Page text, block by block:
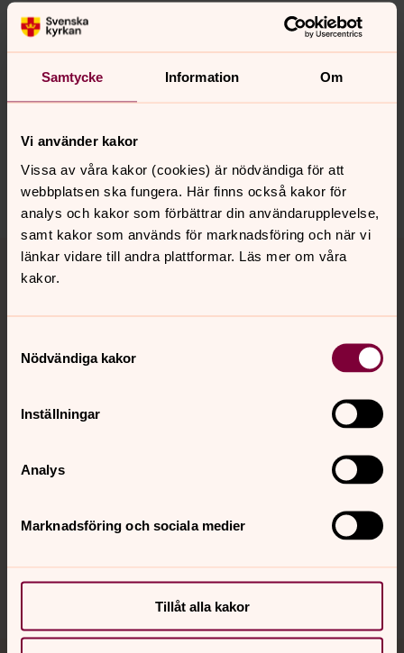
Samtycke Information Om
Vi använder kakor
Vissa av våra kakor (cookies) är nödvändiga för att
webbplatsen ska fungera. Här finns också kakor för
analys och kakor som förbättrar din användarupplevelse,
samt kakor som används för marknadsföring och när vi
länkar vidare till andra plattformar. Läs mer om våra
kakor.
Nödvändiga kakor
Inställningar
Analys
Marknadsföring och sociala medier
Tillåt alla kakor
Senast ändrad 5 september 2023
Synpunkter eller frågor på sidans
innehåll?
Tillbaka till toppen
Tillbaka till innehållet
Kalender
Hitta snabbt
Sociala kanaler